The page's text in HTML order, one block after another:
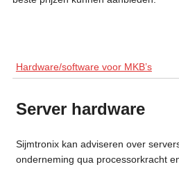
Hardware/software voor MKB’s
Server hardware
Sijmtronix kan adviseren over
onderneming qua processorkracht